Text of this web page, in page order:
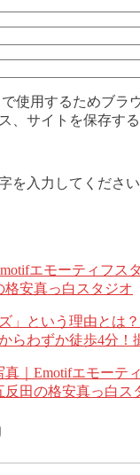
使用するためブラ
、サイトを保存する
を入力してください
」という理由とは？
らわずか徒歩4分！